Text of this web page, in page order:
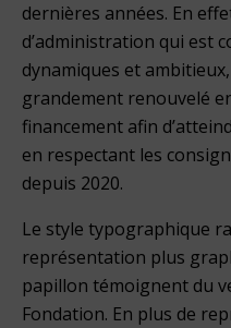
dernières années. En
d’administration qui est
dynamiques et ambitieux,
grandement renouvelé
financement afin
en respectant les
depuis 2020.
Le style typographique
représentation plus
papillon témoignent du
Fondation. En plus de